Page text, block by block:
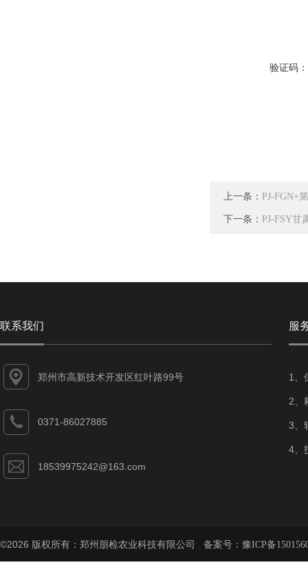
验证码：
上一条： PJ-FGN+
下一条： PJ-FSY甘
联系我们
郑州市高新技术开发区红叶路99号
0371-86027885
18539975242@163.com
服
1、
2、
3、
4、
©2026 版权所有：郑州朋检农业科技有限公司 备案号： 豫ICP备